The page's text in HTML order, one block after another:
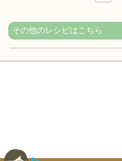
その他のレシピはこちら